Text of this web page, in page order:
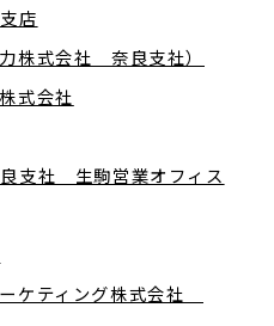
店
株式会社 奈良支社）
式会社
支社 生駒営業オフィス
ケティング株式会社